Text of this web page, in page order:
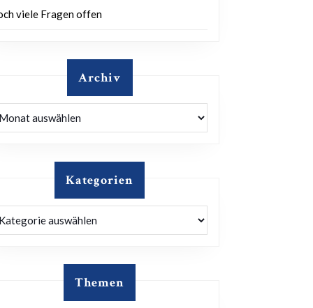
viele Fragen offen
Archiv
Kategorien
Themen